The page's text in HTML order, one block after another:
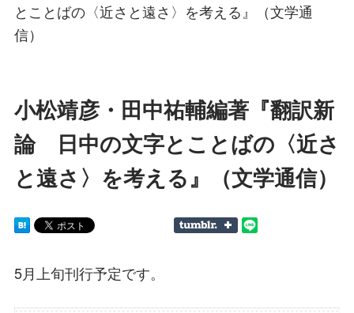
とことばの〈近さと遠さ〉を考える』（文学通
信）
小松靖彦・田中祐輔編著『翻訳新
論 日中の文字とことばの〈近さ
と遠さ〉を考える』（文学通信）
5月上旬刊行予定です。